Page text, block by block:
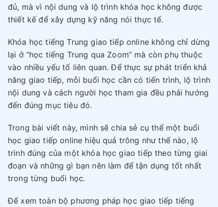
đủ, mà vì nội dung và lộ trình khóa học không được
thiết kế để xây dựng kỹ năng nói thực tế.
Khóa học tiếng Trung giao tiếp online không chỉ dừng
lại ở “học tiếng Trung qua Zoom” mà còn phụ thuộc
vào nhiều yếu tố liên quan. Để thực sự phát triển khả
năng giao tiếp, mỗi buổi học cần có tiến trình, lộ trình
nội dung và cách người học tham gia đều phải hướng
đến đúng mục tiêu đó.
Trong bài viết này, mình sẽ chia sẻ cụ thể một buổi
học giao tiếp online hiệu quả trông như thế nào, lộ
trình đúng của một khóa học giao tiếp theo từng giai
đoạn và những gì bạn nên làm để tận dụng tốt nhất
trong từng buổi học.
Để xem toàn bộ phương pháp học giao tiếp tiếng